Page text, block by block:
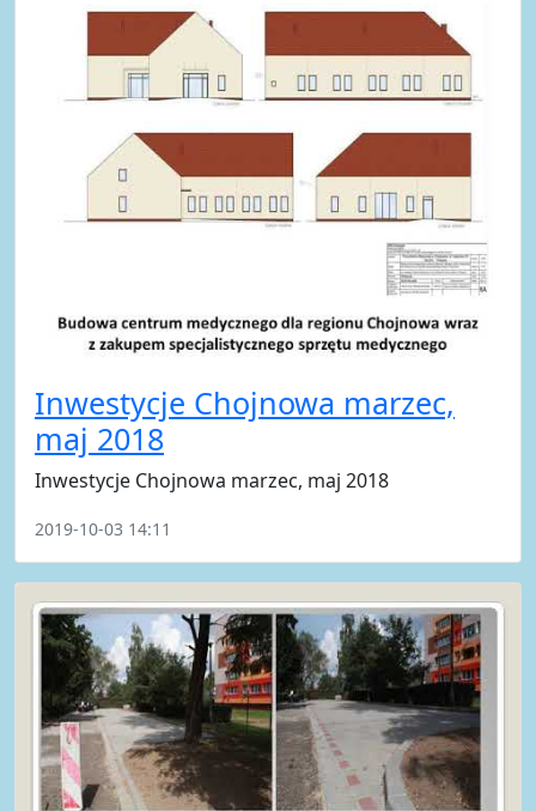
Inwestycje Chojnowa marzec,
maj 2018
Inwestycje Chojnowa marzec, maj 2018
2019-10-03 14:11